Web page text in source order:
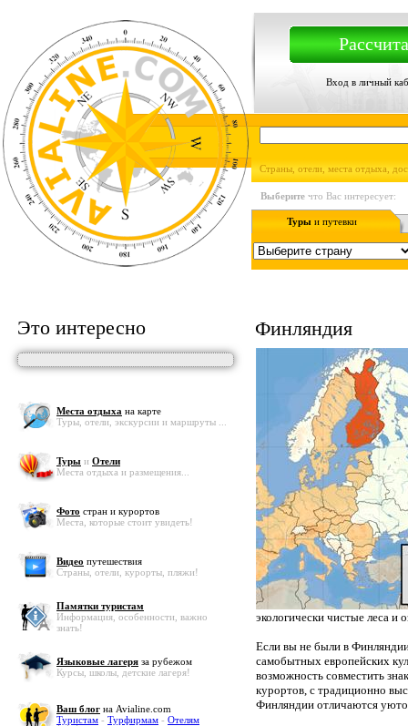
Вход в личный
Страны, отели, места отдыха,
Выберите что Вас интересует:
Туры и путевки
Это интересно
Места отдыха на карте
Туры, отели, экскурсии и маршруты ...
Туры и Отели
Места отдыха и размещения...
Фото стран и курортов
Места, которые стоит увидеть!
Видео путешествия
Страны, отели, курорты, пляжи!
Памятки туристам
Информация, особенности, важно
знать!
Языковые лагеря за рубежом
Курсы, школы, детские лагеря!
Ваш блог на Avialine.com
Туристам - Турфирмам - Отелям
Финляндия
экологически чистые леса и
Если вы не были в
самобытных европейских
возможность совместить
курортов, с традиционно
Финляндии отличаются